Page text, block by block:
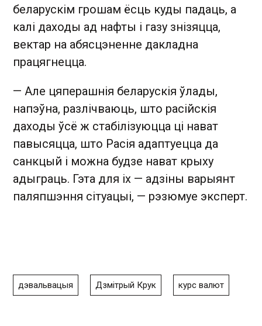
беларускім грошам ёсць куды падаць, а
калі даходы ад нафты і газу знізяцца,
вектар на абясцэненне дакладна
працягнецца.
— Але цяперашнія беларускія ўлады,
напэўна, разлічваюць, што расійскія
даходы ўсё ж стабілізуюцца ці нават
павысяцца, што Расія адаптуецца да
санкцый і можна будзе нават крыху
адыграць. Гэта для іх — адзіны варыянт
паляпшэння сітуацыі, — рэзюмуе эксперт.
дэвальвацыя Дзмітрый Крук курс валют